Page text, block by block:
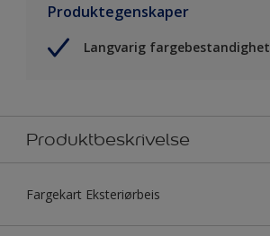
Produktegenskaper
Langvarig fargebestandighet
Produktbeskrivelse
Fargekart Eksteriørbeis